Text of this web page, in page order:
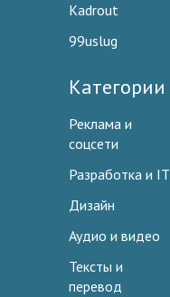
Kadrout
99uslug
Категории
Реклама и
соцсети
Разработка и IT
Дизайн
Аудио и видео
Тексты и
перевод